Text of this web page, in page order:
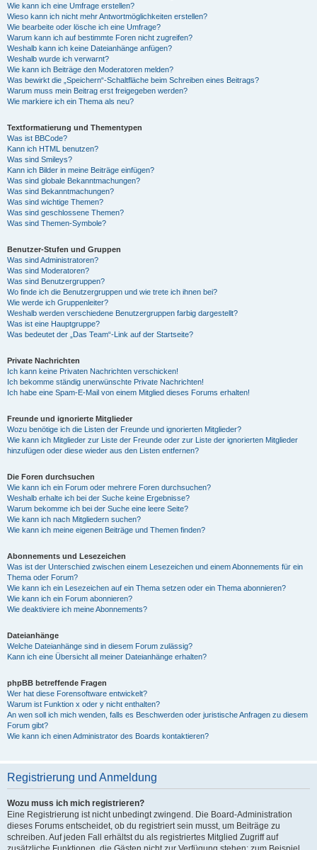
Wie kann ich eine Umfrage erstellen?
Wieso kann ich nicht mehr Antwortmöglichkeiten erstellen?
Wie bearbeite oder lösche ich eine Umfrage?
Warum kann ich auf bestimmte Foren nicht zugreifen?
Weshalb kann ich keine Dateianhänge anfügen?
Weshalb wurde ich verwarnt?
Wie kann ich Beiträge den Moderatoren melden?
Was bewirkt die „Speichern“-Schaltfläche beim Schreiben eines Beitrags?
Warum muss mein Beitrag erst freigegeben werden?
Wie markiere ich ein Thema als neu?
Textformatierung und Thementypen
Was ist BBCode?
Kann ich HTML benutzen?
Was sind Smileys?
Kann ich Bilder in meine Beiträge einfügen?
Was sind globale Bekanntmachungen?
Was sind Bekanntmachungen?
Was sind wichtige Themen?
Was sind geschlossene Themen?
Was sind Themen-Symbole?
Benutzer-Stufen und Gruppen
Was sind Administratoren?
Was sind Moderatoren?
Was sind Benutzergruppen?
Wo finde ich die Benutzergruppen und wie trete ich ihnen bei?
Wie werde ich Gruppenleiter?
Weshalb werden verschiedene Benutzergruppen farbig dargestellt?
Was ist eine Hauptgruppe?
Was bedeutet der „Das Team“-Link auf der Startseite?
Private Nachrichten
Ich kann keine Privaten Nachrichten verschicken!
Ich bekomme ständig unerwünschte Private Nachrichten!
Ich habe eine Spam-E-Mail von einem Mitglied dieses Forums erhalten!
Freunde und ignorierte Mitglieder
Wozu benötige ich die Listen der Freunde und ignorierten Mitglieder?
Wie kann ich Mitglieder zur Liste der Freunde oder zur Liste der ignorierten Mitglieder
hinzufügen oder diese wieder aus den Listen entfernen?
Die Foren durchsuchen
Wie kann ich ein Forum oder mehrere Foren durchsuchen?
Weshalb erhalte ich bei der Suche keine Ergebnisse?
Warum bekomme ich bei der Suche eine leere Seite?
Wie kann ich nach Mitgliedern suchen?
Wie kann ich meine eigenen Beiträge und Themen finden?
Abonnements und Lesezeichen
Was ist der Unterschied zwischen einem Lesezeichen und einem Abonnements für ein
Thema oder Forum?
Wie kann ich ein Lesezeichen auf ein Thema setzen oder ein Thema abonnieren?
Wie kann ich ein Forum abonnieren?
Wie deaktiviere ich meine Abonnements?
Dateianhänge
Welche Dateianhänge sind in diesem Forum zulässig?
Kann ich eine Übersicht all meiner Dateianhänge erhalten?
phpBB betreffende Fragen
Wer hat diese Forensoftware entwickelt?
Warum ist Funktion x oder y nicht enthalten?
An wen soll ich mich wenden, falls es Beschwerden oder juristische Anfragen zu diesem
Forum gibt?
Wie kann ich einen Administrator des Boards kontaktieren?
Registrierung und Anmeldung
Wozu muss ich mich registrieren?
Eine Registrierung ist nicht unbedingt zwingend. Die Board-Administration
dieses Forums entscheidet, ob du registriert sein musst, um Beiträge zu
schreiben. Auf jeden Fall erhältst du als registriertes Mitglied Zugriff auf